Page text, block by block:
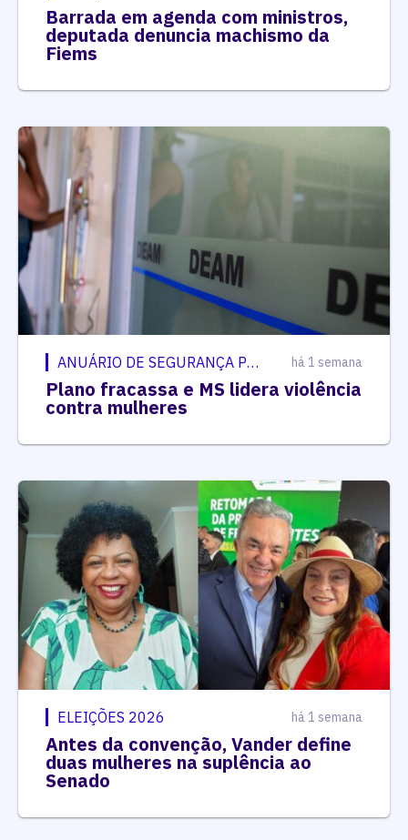
Barrada em agenda com ministros,
deputada denuncia machismo da
Fiems
ANUÁRIO DE SEGURANÇA PÚBLICA há 1 semana
Plano fracassa e MS lidera violência
contra mulheres
ELEIÇÕES 2026 há 1 semana
Antes da convenção, Vander define
duas mulheres na suplência ao
Senado